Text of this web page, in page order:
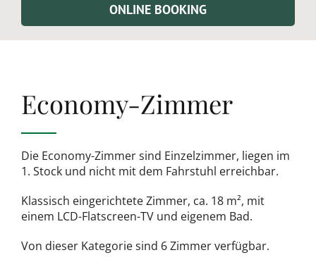
ONLINE BOOKING
Economy-Zimmer
Die Economy-Zimmer sind Einzelzimmer, liegen im
1. Stock und nicht mit dem Fahrstuhl erreichbar.
Klassisch eingerichtete Zimmer, ca. 18 m², mit
einem LCD-Flatscreen-TV und eigenem Bad.
Von dieser Kategorie sind 6 Zimmer verfügbar.